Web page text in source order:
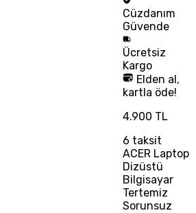
Cüzdanım
Güvende
Ücretsiz
Kargo
Elden al,
kartla öde!
4.900 TL
6 taksit
ACER Laptop
Dizüstü
Bilgisayar
Tertemiz
Sorunsuz